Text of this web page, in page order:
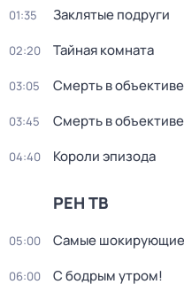
01:35 Заклятые подруги
02:20 Тайная комната
03:05 Смерть в объективе
03:45 Смерть в объективе
04:40 Короли эпизода
РЕН ТВ
05:00 Самые шoкиpующие
06:00 С бодрым утром!